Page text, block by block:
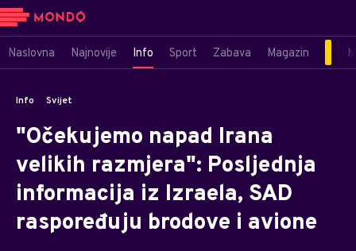
Naslovna Najnovije Info Sport Zabava Magazin
Info Svijet
"Očekujemo napad Irana
velikih razmjera": Posljednja
informacija iz Izraela, SAD
raspoređuju brodove i avione